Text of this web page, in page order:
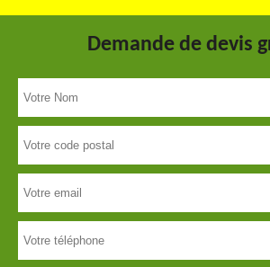
Demande de devis